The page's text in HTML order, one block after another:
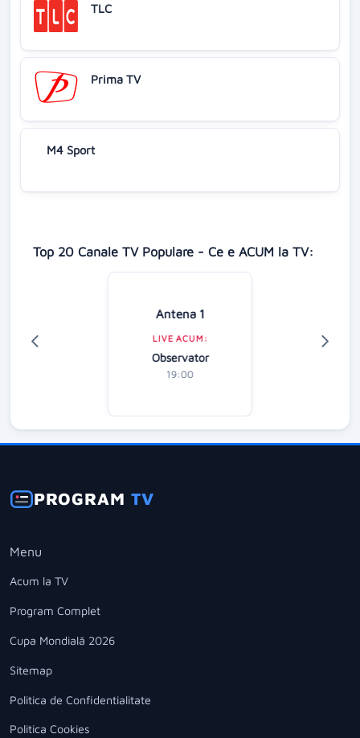
TLC
Prima TV
M4 Sport
Top 20 Canale TV Populare - Ce e ACUM la TV:
Antena 1
LIVE ACUM:
Observator
19:00
PROGRAMTV
Menu
Acum la TV
Program Complet
Cupa Mondială 2026
Sitemap
Politica de Confidentialitate
Politica Cookies